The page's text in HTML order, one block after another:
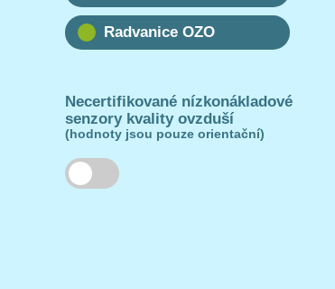
Radvanice OZO
Necertifikované nízkonákladové
senzory kvality ovzduší
(hodnoty jsou pouze orientační)